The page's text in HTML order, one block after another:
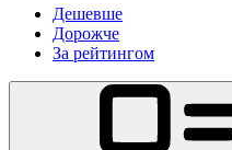
Дешевше
Дорожче
За рейтингом